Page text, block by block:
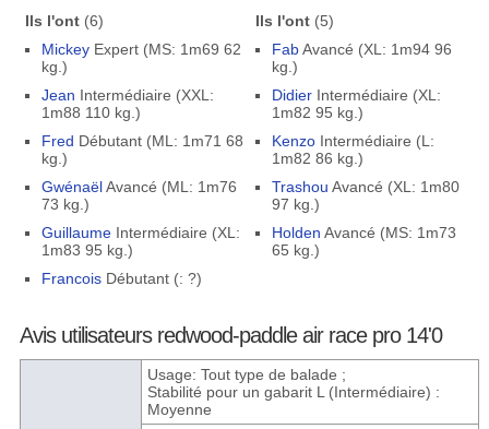
Ils l'ont(6)
MickeyExpert (MS: 1m69 62
kg.)
Jean Intermédiaire (XXL:
1m88 110 kg.)
Fred Débutant (ML: 1m71 68
kg.)
GwénaëlAvancé (ML: 1m76
73 kg.)
GuillaumeIntermédiaire (XL:
1m83 95 kg.)
FrancoisDébutant (: ?)
Ils l'ont(5)
FabAvancé (XL: 1m94 96
kg.)
DidierIntermédiaire (XL:
1m82 95 kg.)
KenzoIntermédiaire (L:
1m82 86 kg.)
Trashou Avancé (XL: 1m80
97 kg.)
Holden Avancé (MS: 1m73
65 kg.)
Avis utilisateurs redwood-paddle air race pro 14'0
Usage: Tout type de balade ;
Stabilité pour un gabarit L (Intermédiaire) :
Moyenne